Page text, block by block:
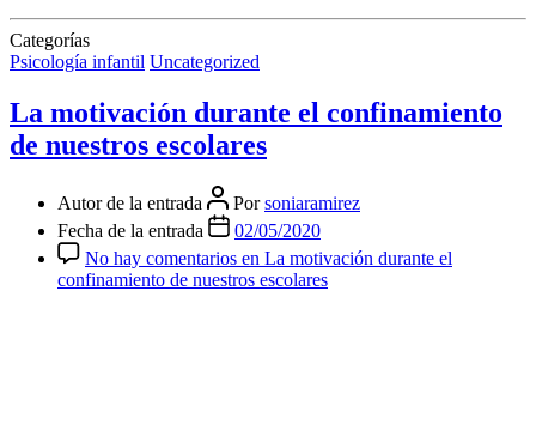
Categorías
Psicología infantil Uncategorized
La motivación durante el confinamiento
de nuestros escolares
Autor de la entrada Porsoniaramirez
Fecha de la entrada
02/05/2020
No hay comentarios en La motivación durante el
confinamiento de nuestros escolares